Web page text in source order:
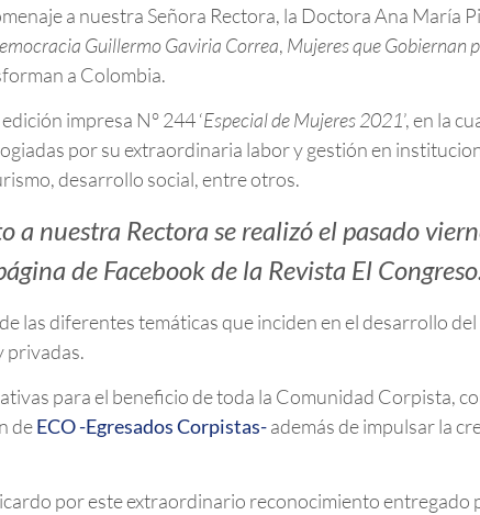
a nuestra Señora Rectora, la Doctora Ana María
Guillermo Gaviria Correa, Mujeres que Gobiernan
a Colombia.
impresa N° 244 ‘Especial de Mujeres 2021’, en la
por su extraordinaria labor y gestión en
desarrollo social, entre otros.
nuestra Rectora se realizó el pasado
de Facebook de la Revista El
las diferentes temáticas que inciden en el desarrollo
privadas.
para el beneficio de toda la Comunidad Corpista,
deECO -Egresados Corpistas-además de impulsar la
por este extraordinario reconocimiento entregado